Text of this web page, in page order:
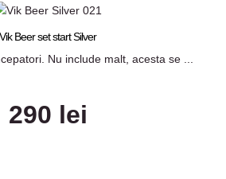
Vik Beer set start Silver
Nu include malt, acesta se ...
290 lei